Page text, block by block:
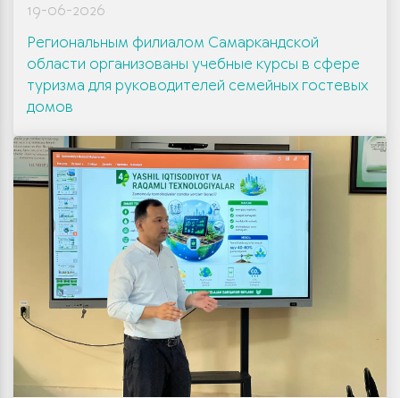
19-06-2026
Региональным филиалом Самаркандской
области организованы учебные курсы в сфере
туризма для руководителей семейных гостевых
домов